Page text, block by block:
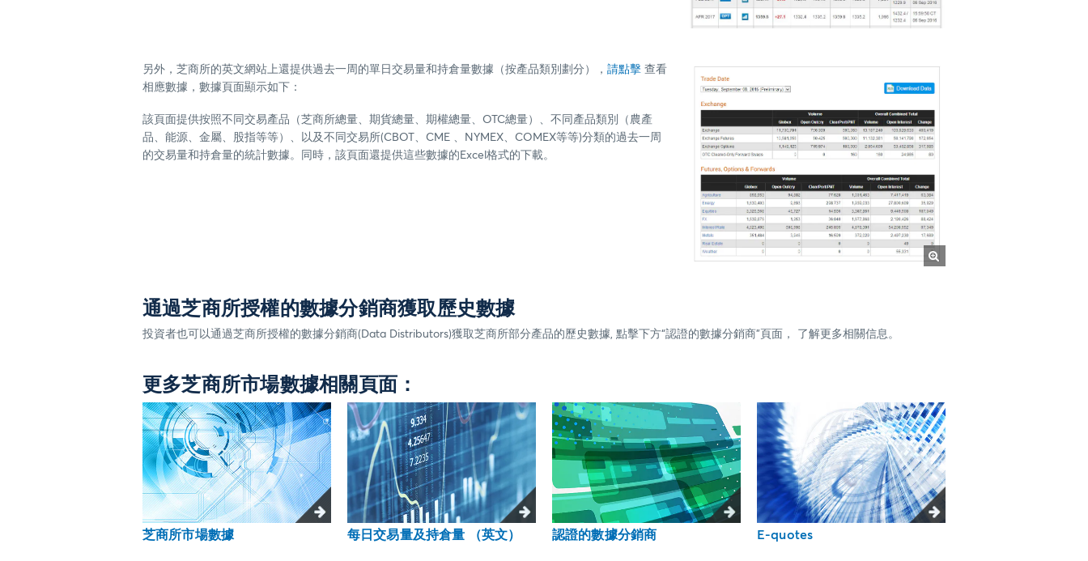
另外，芝商所的英文網站上還提供過去一周的單日交易量和持倉量數據（按產品類別劃分）， 請點擊 查看
相應數據，數據頁面顯示如下：
該頁面提供按照不同交易產品（芝商所總量、期貨總量、期權總量、OTC總量）、不同產品類別（農產
品、能源、金屬、股指等等）、以及不同交易所(CBOT、CME 、NYMEX、COMEX等等)分類的過去一周
的交易量和持倉量的統計數據。同時，該頁面還提供這些數據的Excel格式的下載。
通過芝商所授權的數據分銷商獲取歷史數據
投資者也可以通過芝商所授權的數據分銷商(Data Distributors)獲取芝商所部分產品的歷史數據, 點擊下方“認證的數據分銷商”頁面， 了解更多相關信息。
更多芝商所市場數據相關頁面：
芝商所市場數據 每日交易量及持倉量 （英文） 認證的數據分銷商 E-quotes